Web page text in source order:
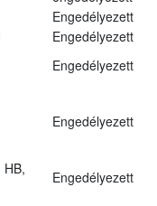
Engedélyezett
Engedélyezett
Engedélyezett
Engedélyezett
HB,
Engedélyezett